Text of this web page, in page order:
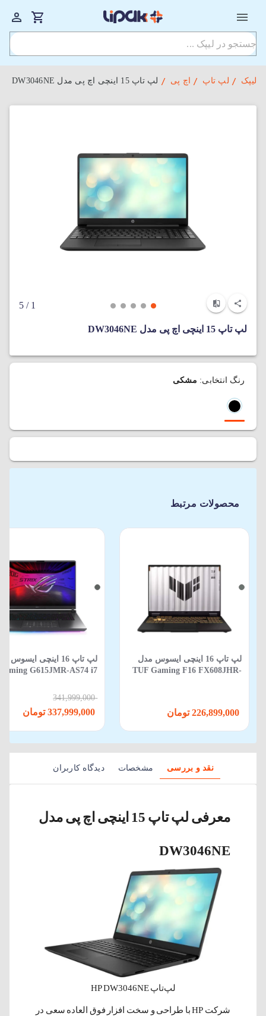
لیپک لپ تاپ اچ پی لپ تاپ 15 اینچی اچ پی مدل DW3046NE
1
/ 5
لپ تاپ 15 اینچی اچ پی مدل DW3046NE
رنگ انتخابی: مشکی
محصولات مرتبط
لپ تاپ 16 اینچی ایسوس مدل
TUF Gaming F16 FX608JHR-
لپ‌ تاپ 16 اینچی ایسوس
G615JMR-AS74 i7
RTX5060-WIN 11
341,999,000
نقد و بررسی مشخصات دیدگاه کاربران
معرفی لپ تاپ 15 اینچی اچ پی مدل
DW3046NE
لپ‌تاپ HP DW3046NE
شرکت HP با طراحی و سخت افزار فوق العاده سعی در